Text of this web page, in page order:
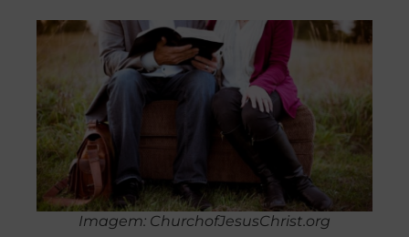
Imagem: ChurchofJesusChrist.org